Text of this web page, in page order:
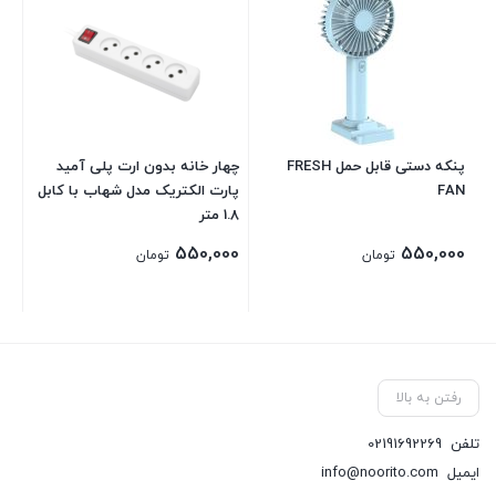
پنکه دستی قابل حمل FRESH
FAN
550,000 تومان
چهار خانه بدون ارت پلی آمید
پارت الکتریک مدل شهاب با کابل
1.8 متر
550,000 تومان
رفتن به بالا
تلفن 02191692269
ایمیل info@noorito.com